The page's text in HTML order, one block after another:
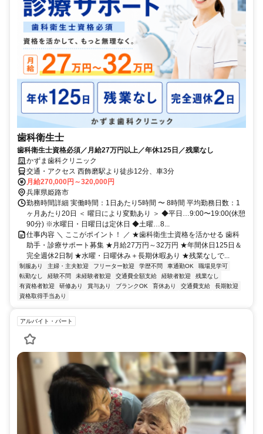
歯科衛生士
歯科衛生士資格必須／月給27万円以上／年休125日／残業なし
かずま歯科クリニック
交通・アクセス 西飾磨駅より徒歩12分、車3分
月給270,000円～320,000円
兵庫県姫路市
勤務時間詳細 実働時間：1日あたり5時間 〜 8時間 平均勤務日数：1
ヶ月あたり20日 ＜ 曜日により変動あり ＞ ◆平日…9:00〜19:00(休憩
90分) ※水曜日・日曜日は定休日 ◆土曜…8...
仕事内容 ＼ ここがポイント！ ／ ★歯科衛生士資格を活かせる 歯科
助手・診療サポート募集 ★月給27万円～32万円 ★年間休日125日＆
完全週休2日制 ★水曜・日曜休み＋長期休暇あり ★残業なしで...
制服あり 主婦・主夫歓迎 フリーター歓迎 学歴不問 車通勤OK
職場見学可
転勤なし
経験不問 未経験者歓迎 交通費全額支給 経験者歓迎
残業なし
有資格者歓迎
研修あり 賞与あり ブランクOK 育休あり 交通費支給
長期歓迎
資格取得手当あり
アルバイト・パート